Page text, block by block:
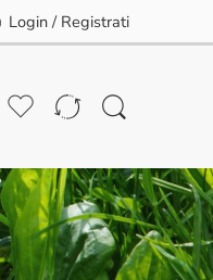
Login / Registrati